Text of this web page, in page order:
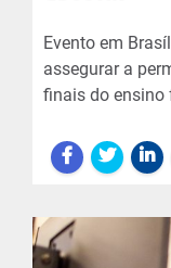
Evento em
assegurar a
finais do ensino